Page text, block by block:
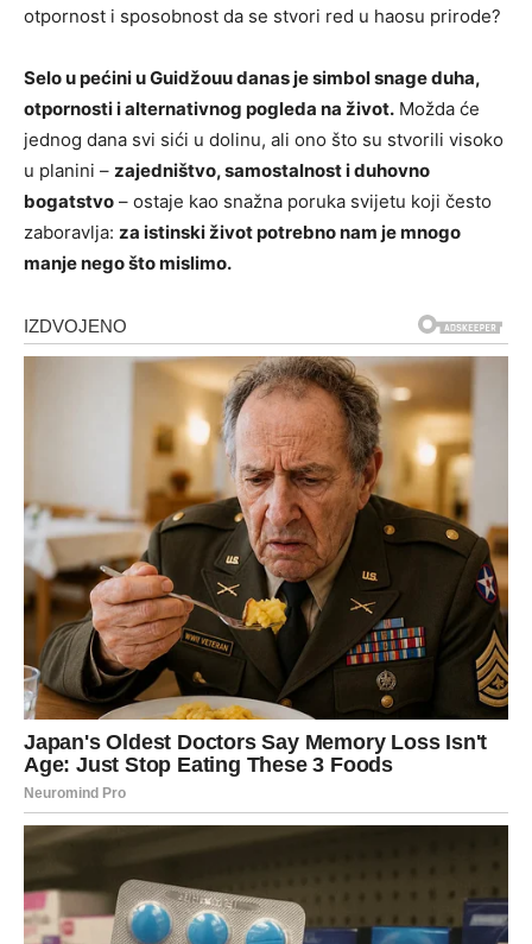
otpornost i sposobnost da se stvori red u haosu prirode?
Selo u pećini u Guidžouu danas je simbol snage duha,
otpornosti i alternativnog pogleda na život. Možda će
jednog dana svi sići u dolinu, ali ono što su stvorili visoko
u planini – zajedništvo, samostalnost i duhovno
bogatstvo – ostaje kao snažna poruka svijetu koji često
zaboravlja: za istinski život potrebno nam je mnogo
manje nego što mislimo.